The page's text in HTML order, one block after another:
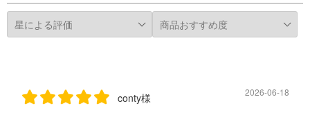
conty様 2026-06-18